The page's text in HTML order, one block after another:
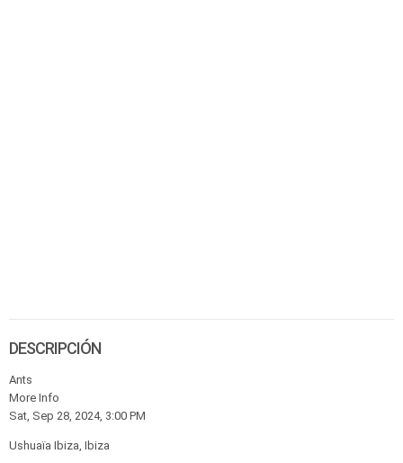
DESCRIPCIÓN
Ants
More Info
Sat, Sep 28, 2024, 3:00 PM
Ushuaïa Ibiza, Ibiza